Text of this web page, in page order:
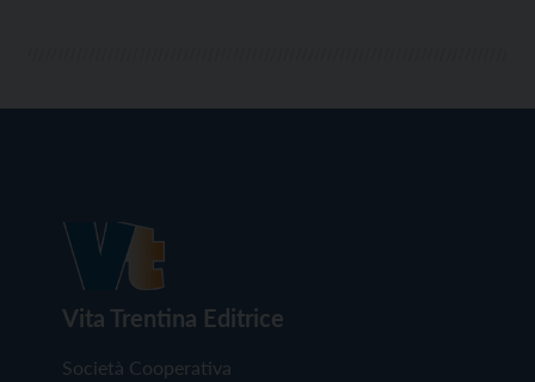
Vita Trentina Editrice
Società Cooperativa